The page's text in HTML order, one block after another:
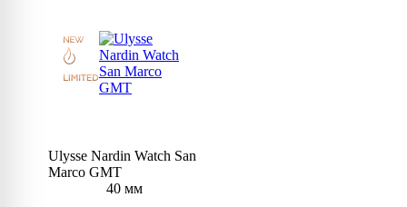
Ulysse Nardin Watch San
Marco GMT
40 мм